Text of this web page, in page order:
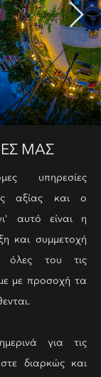
ΜΑΣ
υπηρεσίες
αξίας και ο
αυτό είναι η
και συμμετοχή
του τις
με προσοχή τα
για τις
διαρκώς και